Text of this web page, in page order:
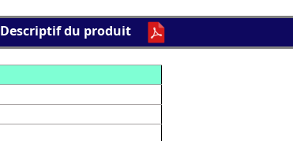
Descriptif du produit